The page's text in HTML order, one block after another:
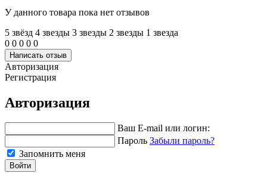
У данного товара пока нет отзывов
5 звёзд 4 звeзды 3 звeзды 2 звeзды 1 звeзда
0 0 0 0 0
Написать отзыв
Авторизация
Регистрация
Авторизация
Ваш E-mail или логин:
Пароль Забыли пароль?
Запомнить меня
Войти